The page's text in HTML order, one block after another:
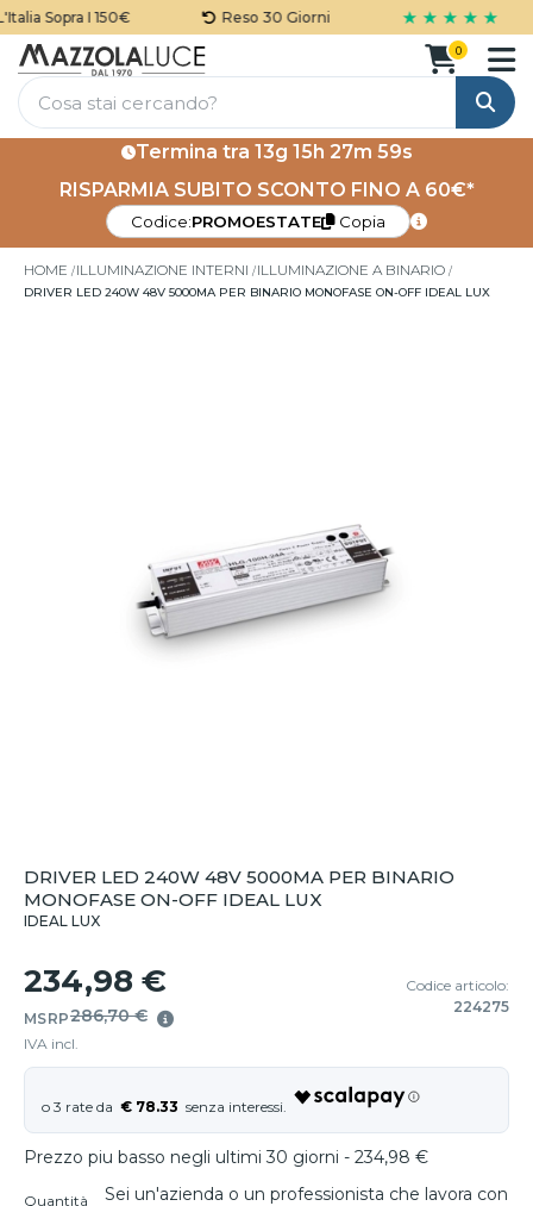
Sopra I 150€ Reso 30 Giorni ★ ★ ★ ★ ★
Cerca
0
Termina tra 13g 15h 27m 59s
RISPARMIA SUBITO SCONTO FINO A 60€*
Codice:PROMOESTATE Copia
HOME ILLUMINAZIONE INTERNI ILLUMINAZIONE A BINARIO
DRIVER LED 240W 48V 5000MA PER BINARIO MONOFASE ON-OFF IDEAL LUX
DRIVER LED 240W 48V 5000MA PER BINARIO
MONOFASE ON-OFF IDEAL LUX
IDEAL LUX
234,98 €
MSRP286,70 €
IVA incl.
Codice articolo:
224275
€ 78.33
Prezzo piu basso negli ultimi 30 giorni - 234,98 €
Quantità
Sei un'azienda o un professionista che lavora con